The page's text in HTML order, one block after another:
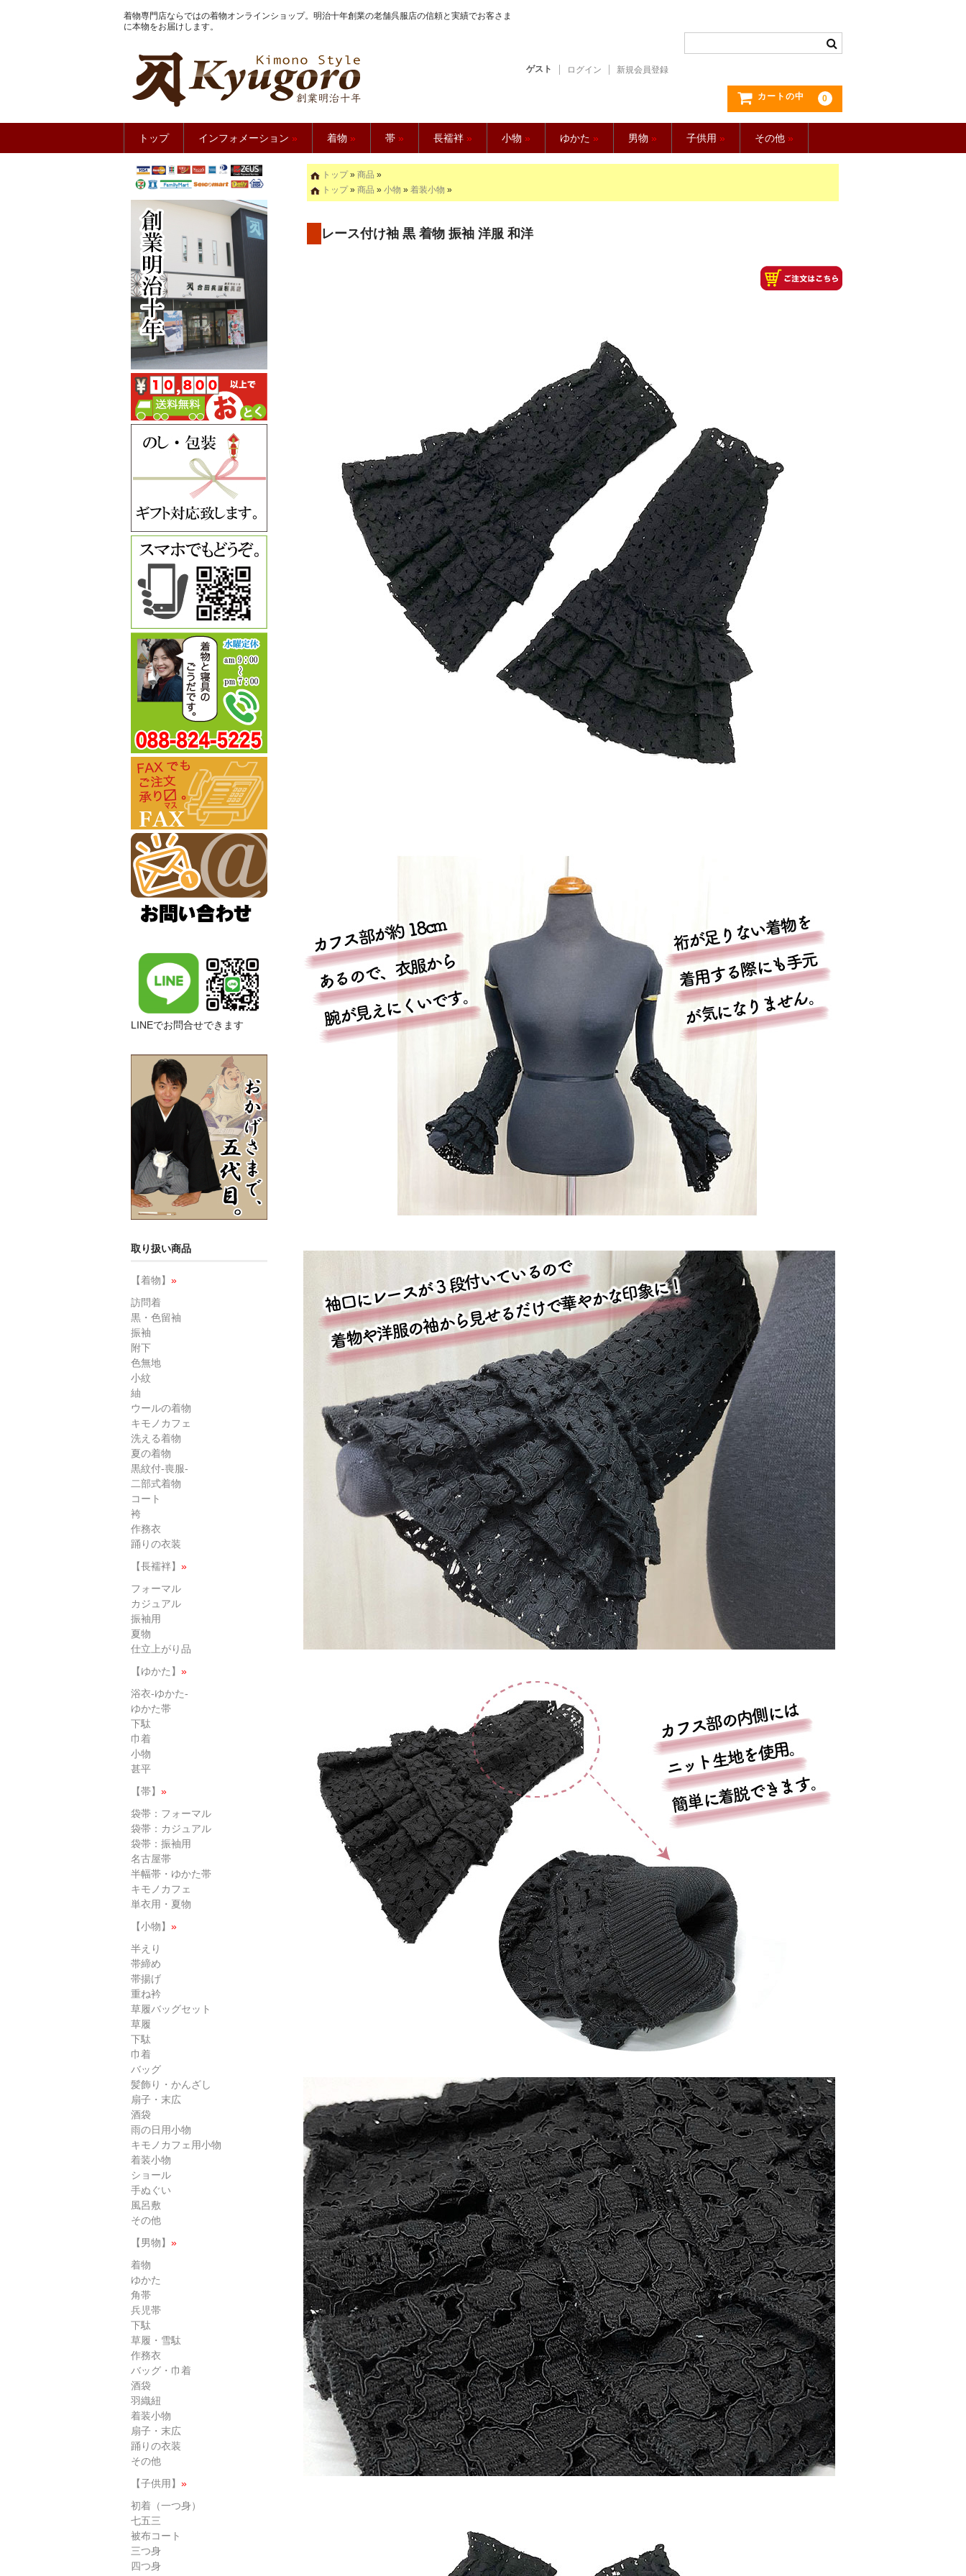
着物専門店ならではの着物オンラインショップ。明治十年創業の老舗呉服店の信頼と実績でお客さま
に本物をお届けします。
きもの館【久五郎】
ゲスト ログイン 新規会員登録
カートの中 0
トップ インフォメーション » 着物 » 帯 » 長襦袢 » 小物 » ゆかた » 男物 » 子供用 » その他 »
トップ» 商品 »
トップ» 商品 » 小物 » 着装小物 »
レース付け袖 黒 着物 振袖 洋服 和洋
LINEでお問合せできます
取り扱い商品
【着物】 »
訪問着
黒・色留袖
振袖
附下
色無地
小紋
紬
ウールの着物
キモノカフェ
洗える着物
夏の着物
黒紋付-喪服-
二部式着物
コート
袴
作務衣
踊りの衣装
【長襦袢】 »
フォーマル
カジュアル
振袖用
夏物
仕立上がり品
【ゆかた】 »
浴衣-ゆかた-
ゆかた帯
下駄
巾着
小物
甚平
【帯】 »
袋帯：フォーマル
袋帯：カジュアル
袋帯：振袖用
名古屋帯
半幅帯・ゆかた帯
キモノカフェ
単衣用・夏物
【小物】 »
半えり
帯締め
帯揚げ
重ね衿
草履バッグセット
草履
下駄
巾着
バッグ
髪飾り・かんざし
扇子・末広
酒袋
雨の日用小物
キモノカフェ用小物
着装小物
ショール
手ぬぐい
風呂敷
その他
【男物】 »
着物
ゆかた
角帯
兵児帯
下駄
草履・雪駄
作務衣
バッグ・巾着
酒袋
羽織紐
着装小物
扇子・末広
踊りの衣装
その他
【子供用】 »
初着（一つ身）
七五三
被布コート
三つ身
四つ身